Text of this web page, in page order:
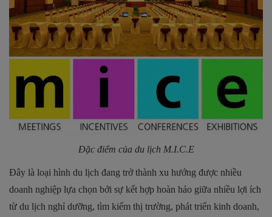
Đặc điểm của du lịch M.I.C.E
Đây là loại hình du lịch đang trở thành xu hướng được nhiều
doanh nghiệp lựa chọn bởi sự kết hợp hoàn hảo giữa nhiều lợi ích
từ du lịch nghỉ dưỡng, tìm kiếm thị trường, phát triển kinh doanh,